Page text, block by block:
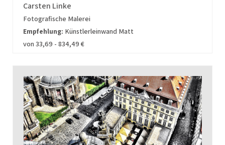
Carsten Linke
Fotografische Malerei
Empfehlung: Künstlerleinwand Matt
von 33,69 - 834,49 €